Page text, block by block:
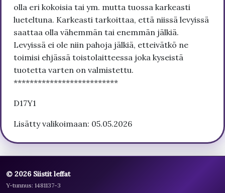
olla eri kokoisia tai ym. mutta tuossa karkeasti
lueteltuna. Karkeasti tarkoittaa, että niissä levyissä
saattaa olla vähemmän tai enemmän jälkiä.
Levyissä ei ole niin pahoja jälkiä, etteivätkö ne
toimisi ehjässä toistolaitteessa joka kyseistä
tuotetta varten on valmistettu.
**************************
D17Y1
Lisätty valikoimaan: 05.05.2026
© 2026 Siistit leffat
Y-tunnus: 1481137-3